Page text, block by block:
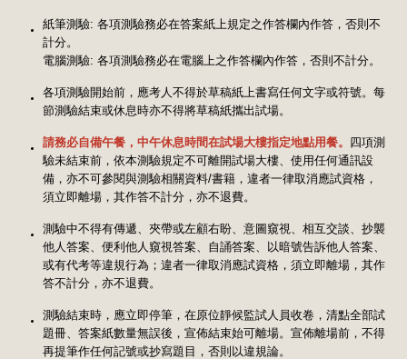
紙筆測驗: 各項測驗務必在答案紙上規定之作答欄內作答，否則不
計分。
電腦測驗: 各項測驗務必在電腦上之作答欄內作答，否則不計分。
各項測驗開始前，應考人不得於草稿紙上書寫任何文字或符號。每
節測驗結束或休息時亦不得將草稿紙攜出試場。
請務必自備午餐，中午休息時間在試場大樓指定地點用餐。 四項測
驗未結束前，依本測驗規定不可離開試場大樓、使用任何通訊設
備，亦不可參閱與測驗相關資料/書籍，違者一律取消應試資格，
須立即離場，其作答不計分，亦不退費。
測驗中不得有傳遞、夾帶或左顧右盼、意圖窺視、相互交談、抄襲
他人答案、便利他人窺視答案、自誦答案、以暗號告訴他人答案、
或有代考等違規行為；違者一律取消應試資格，須立即離場，其作
答不計分，亦不退費。
測驗結束時，應立即停筆，在原位靜候監試人員收卷，清點全部試
題冊、答案紙數量無誤後，宣佈結束始可離場。宣佈離場前，不得
再提筆作任何記號或抄寫題目，否則以違規論。